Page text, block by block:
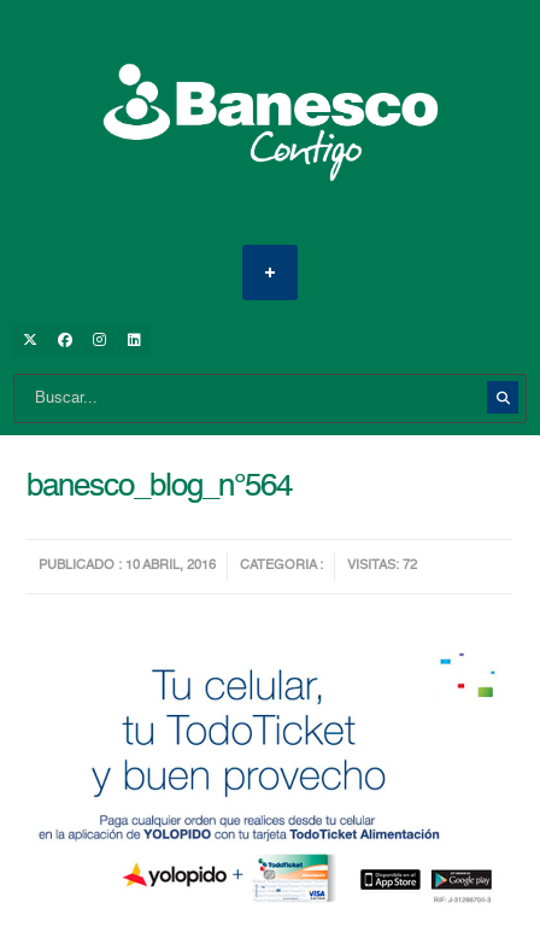
banesco_blog_n°564
PUBLICADO : 10 ABRIL, 2016 CATEGORIA : VISITAS: 72